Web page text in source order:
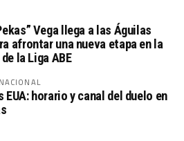
Vega llega a las Águilas
afrontar una nueva etapa en la
la Liga ABE
EUA: horario y canal del duelo en